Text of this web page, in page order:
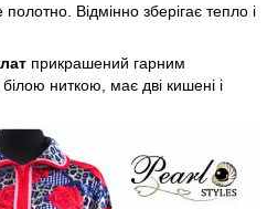
Відмінно зберігає тепло і
прикрашений гарним
ниткою, має дві кишені і